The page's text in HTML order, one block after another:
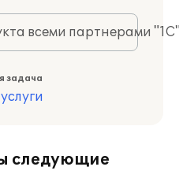
всеми партнерами
задача
следующие